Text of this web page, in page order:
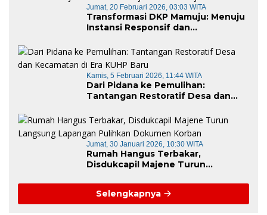
Jumat, 20 Februari 2026, 03:03 WITA
Transformasi DKP Mamuju: Menuju
Instansi Responsif dan
“Mamuju Keren”
Kamis, 5 Februari 2026, 11:44 WITA
Dari Pidana ke Pemulihan:
Tantangan Restoratif Desa dan
Jumat, 30 Januari 2026, 10:30 WITA
Rumah Hangus Terbakar,
Disdukcapil Majene Turun
Dokumen Korban
Selengkapnya